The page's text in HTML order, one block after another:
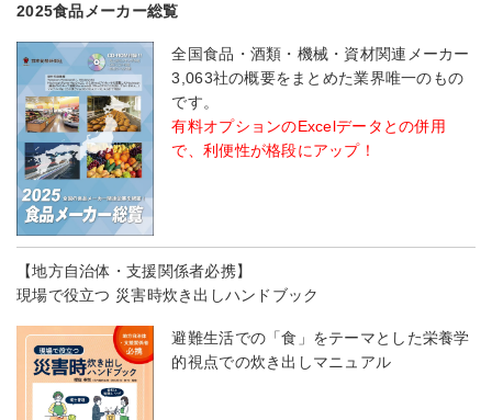
2025食品メーカー総覧
全国食品・酒類・機械・資材関連メーカー
3,063社の概要をまとめた業界唯一のもの
です。
有料オプションのExcelデータとの併用
で、利便性が格段にアップ！
【地方自治体・支援関係者必携】
現場で役立つ 災害時炊き出しハンドブック
避難生活での「食」をテーマとした栄養学
的視点での炊き出しマニュアル